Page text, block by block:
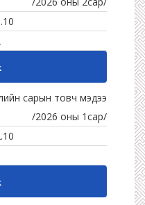
сарын товч мэдээ
/2026 оны 1сар/